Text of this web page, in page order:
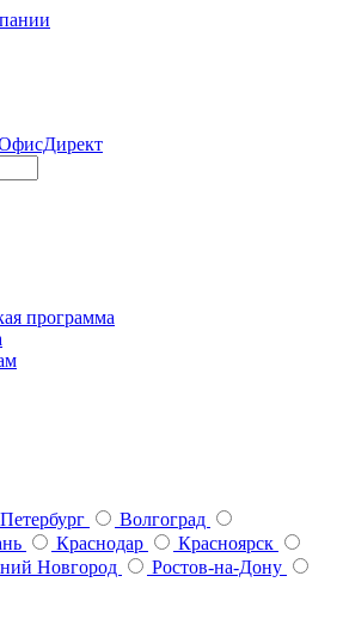
программа
Волгоград
Краснодар
Красноярск
Новгород
Ростов-на-Дону